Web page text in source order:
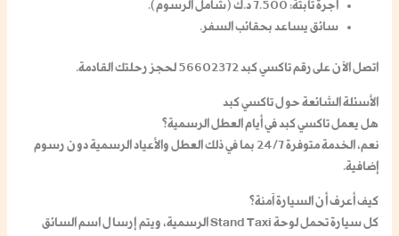
أجرة ثابتة: 7.500 د.ك (شامل الرسوم).
سائق يساعد بحقائب السفر.
اتصل الآن علىرقم تاكسي كبد56602372 لحجز رحلتك القادمة.
الأسئلة الشائعة حول تاكسي كبد
هل يعمل تاكسي كبد في أيام العطل الرسمية؟
نعم، الخدمة متوفرة 24/7 بما في ذلك العطل والأعياد الرسمية دون رسوم
إضافية.
كيف أعرف أن السيارة آمنة؟
كل سيارة تحمل لوحة Stand Taxiالرسمية، ويتم إرسال اسم السائق